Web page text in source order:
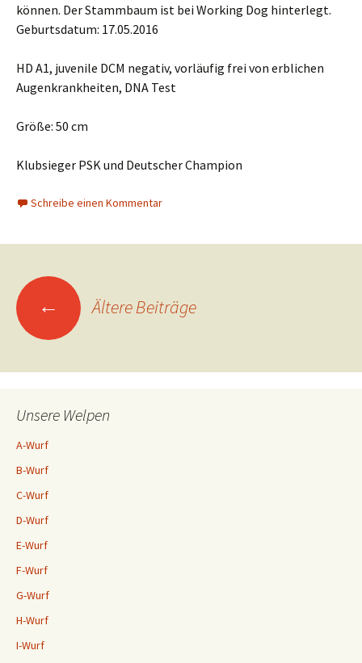
können. Der Stammbaum ist bei Working Dog hinterlegt.
Geburtsdatum: 17.05.2016
HD A1, juvenile DCM negativ, vorläufig frei von erblichen
Augenkrankheiten, DNA Test
Größe: 50 cm
Klubsieger PSK und Deutscher Champion
Schreibe einen Kommentar
Beitrags-
Navigation
← Ältere Beiträge
Unsere Welpen
A-Wurf
B-Wurf
C-Wurf
D-Wurf
E-Wurf
F-Wurf
G-Wurf
H-Wurf
I-Wurf